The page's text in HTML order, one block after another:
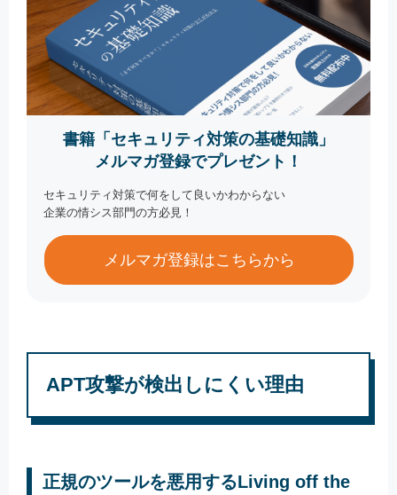
書籍「セキュリティ対策の基礎知識」
メルマガ登録でプレゼント！
セキュリティ対策で何をして良いかわからない
企業の情シス部門の方必見！
メルマガ登録はこちらから
APT攻撃が検出しにくい理由
正規のツールを悪用するLiving off the